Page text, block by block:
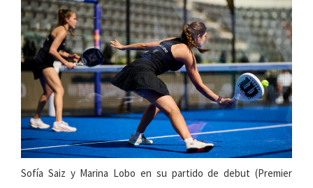
Sofía Saiz y Marina Lobo en su partido de debut (Premier